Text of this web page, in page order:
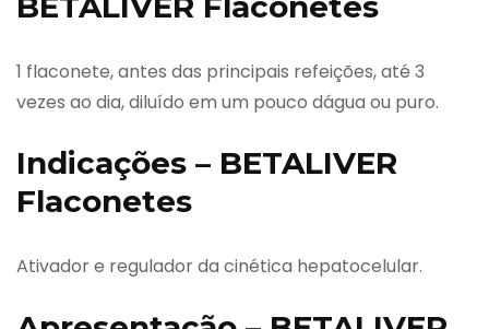
1 flaconete, antes das principais refeições, até 3
vezes ao dia, diluído em um pouco dágua ou puro.
Indicações – BETALIVER
Flaconetes
Ativador e regulador da cinética hepatocelular.